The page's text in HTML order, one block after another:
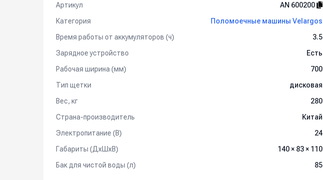
1 щётка
1 скребок
1 зарядное устройство
Особенности и преимущества:
Гелевые батареи — безопасные, долговечные и не требуют обслуживания
Артикул AN 600200
Категория
Поломоечные машины Velargos
Время работы от аккумуляторов (ч)
3.5
Зарядное устройство
Есть
Рабочая ширина (мм)
700
Тип щетки
дисковая
Вес, кг
280
Страна-производитель
Китай
Электропитание (В)
24
Габариты (ДхШхВ)
140 × 83 × 110
Бак для чистой воды (л)
85